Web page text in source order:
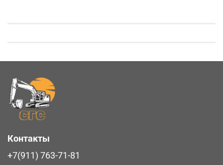
Контакты
+7(911) 763-71-81